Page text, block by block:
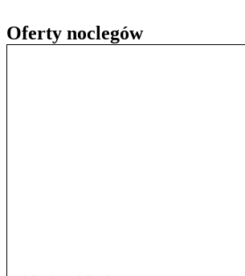
Oferty noclegów